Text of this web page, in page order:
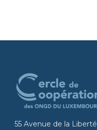
55 Avenue de la Liberté